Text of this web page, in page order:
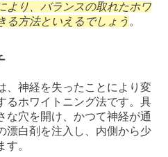
より、バランスの取れたホワ
る方法といえるでしょう 。
、神経を失ったことにより変
るホワイトニング法です。具
な穴を開け、かつて神経が通
漂白剤を注入し、内側から少
。